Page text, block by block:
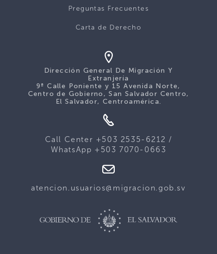
Preguntas Frecuentes
Carta de Derecho
Dirección General De Migración Y
Extranjería
9ª Calle Poniente y 15 Avenida Norte,
Centro de Gobierno, San Salvador Centro,
El Salvador, Centroamérica.
Call Center +503 2535-6212 /
WhatsApp +503 7070-0663
atencion.usuarios@migracion.gob.sv